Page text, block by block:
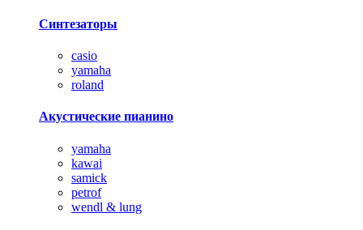
Синтезаторы
casio
yamaha
roland
Акустические пианино
yamaha
kawai
samick
petrof
wendl & lung